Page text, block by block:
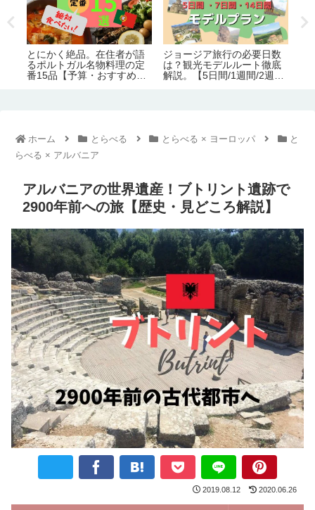
ポルトガル旅行におすすめ
の季節は夏じゃない？在住
者が解説する月別の気候。
外国人には不人気？苦手な
人多めな日本食(和食)10品
ランキング
ホーム とらべる とらべる × ヨーロッパ
と
らべる × アルバニア
アルバニアの世界遺産！ブトリント遺跡で
2900年前への旅【歴史・見どころ解説】
2019.08.12 2020.06.26